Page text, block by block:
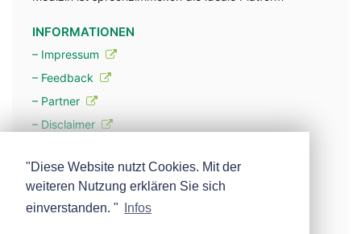
INFORMATIONEN
– Impressum
– Feedback
– Partner
– Disclaimer
– Werbung
– Mehr über unsere Experten
"Diese Website nutzt Cookies. Mit der
weiteren Nutzung erklären Sie sich
einverstanden. "
Infos